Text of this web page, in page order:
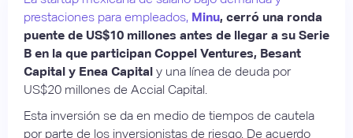
prestaciones para empleados, Minu, cerró una ronda
puente de US$10 millones antes de llegar a su Serie
B en la que participan Coppel Ventures, Besant
Capital y Enea Capital y una línea de deuda por
US$20 millones de Accial Capital.
Esta inversión se da en medio de tiempos de cautela
por parte de los inversionistas de riesgo. De acuerdo